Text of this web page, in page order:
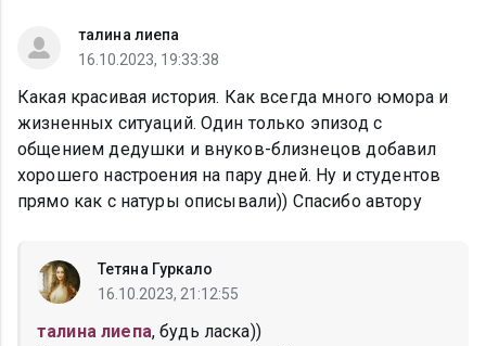
талина лиепа
16.10.2023, 19:33:38
Какая красивая история. Как всегда много юмора и
жизненных ситуаций. Один только эпизод с
общением дедушки и внуков-близнецов добавил
хорошего настроения на пару дней. Ну и студентов
прямо как с натуры описывали)) Спасибо автору
Тетяна Гуркало
16.10.2023, 21:12:55
талина лиепа, будь ласка))